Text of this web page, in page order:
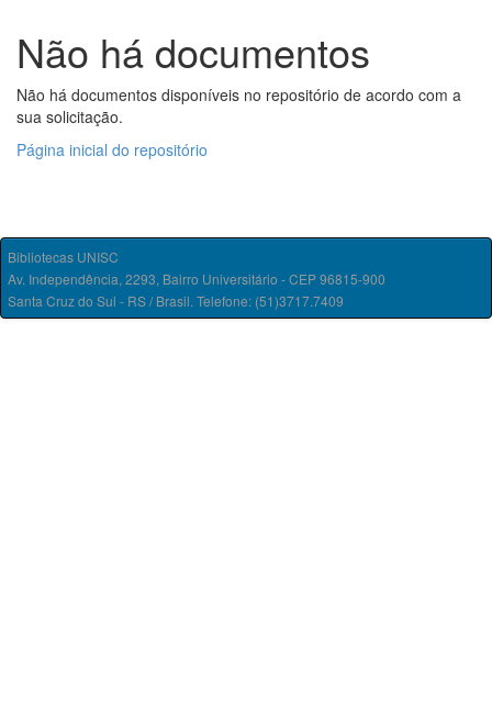
Não há documentos
Não há documentos disponíveis no repositório de acordo com a
sua solicitação.
Página inicial do repositório
Bibliotecas UNISC
Av. Independência, 2293, Bairro Universitário - CEP 96815-900
Santa Cruz do Sul - RS / Brasil. Telefone: (51)3717.7409